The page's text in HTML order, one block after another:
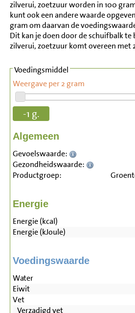
zilverui, zoetzuur worden in 100
kunt ook een andere waarde
gram om daarvan de
Dit kan je doen door de schuifbalk te
zilverui, zoetzuur komt overeen met
Voedingsmiddel
Weergave per 2 gram
-1 g.
Algemeen
Gevoelswaarde:
Gezondheidswaarde:
Productgroep:
Energie
Energie (kcal)
Energie (kJoule)
Voedingswaarde
Water
Eiwit
Vet
Verzadigd vet